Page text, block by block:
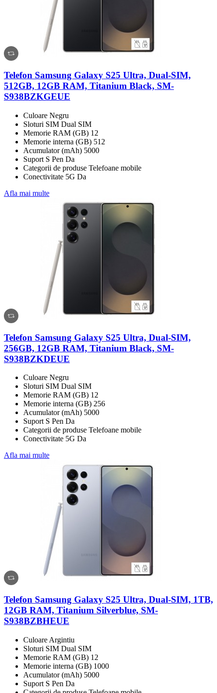
Telefon Samsung Galaxy S25 Ultra, Dual-SIM,
512GB, 12GB RAM, Titanium Black, SM-
S938BZKGEUE
Culoare Negru
Sloturi SIM Dual SIM
Memorie RAM (GB) 12
Memorie interna (GB) 512
Acumulator (mAh) 5000
Suport S Pen Da
Categorii de produse Telefoane mobile
Conectivitate 5G Da
Afla mai multe
Telefon Samsung Galaxy S25 Ultra, Dual-SIM,
256GB, 12GB RAM, Titanium Black, SM-
S938BZKDEUE
Culoare Negru
Sloturi SIM Dual SIM
Memorie RAM (GB) 12
Memorie interna (GB) 256
Acumulator (mAh) 5000
Suport S Pen Da
Categorii de produse Telefoane mobile
Conectivitate 5G Da
Afla mai multe
Telefon Samsung Galaxy S25 Ultra, Dual-SIM, 1TB,
12GB RAM, Titanium Silverblue, SM-
S938BZBHEUE
Culoare Argintiu
Sloturi SIM Dual SIM
Memorie RAM (GB) 12
Memorie interna (GB) 1000
Acumulator (mAh) 5000
Suport S Pen Da